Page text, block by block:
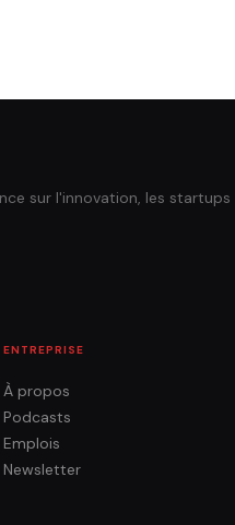
sur l'innovation, les startups
ENTREPRISE
À propos
Podcasts
Emplois
Newsletter